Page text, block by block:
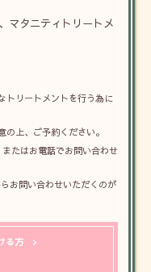
マタニティトリートメ
トリートメントを行う為に
上、ご予約ください。
たはお電話でお問い合わせ
お問い合わせいただくのが
る方 >